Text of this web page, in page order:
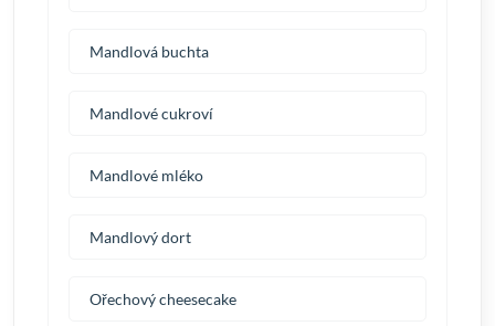
Mandlová buchta
Mandlové cukroví
Mandlové mléko
Mandlový dort
Ořechový cheesecake